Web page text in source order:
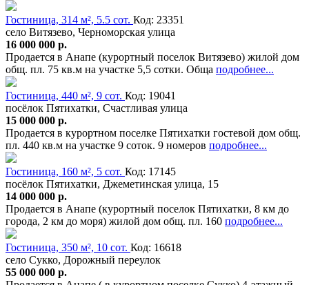
Гостиница, 314 м², 5.5 сот. Код: 23351
село Витязево, Черноморская улица
16 000 000 р.
Продается в Анапе (курортный поселок Витязево) жилой дом
общ. пл. 75 кв.м на участке 5,5 сотки. Обща подробнее...
Гостиница, 440 м², 9 сот. Код: 19041
посёлок Пятихатки, Счастливая улица
15 000 000 р.
Продается в курортном поселке Пятихатки гостевой дом общ.
пл. 440 кв.м на участке 9 соток. 9 номеров подробнее...
Гостиница, 160 м², 5 сот. Код: 17145
посёлок Пятихатки, Джеметинская улица, 15
14 000 000 р.
Продается в Анапе (курортный поселок Пятихатки, 8 км до
города, 2 км до моря) жилой дом общ. пл. 160 подробнее...
Гостиница, 350 м², 10 сот. Код: 16618
село Сукко, Дорожный переулок
55 000 000 р.